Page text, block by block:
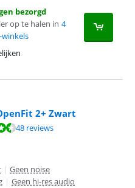
bezorgd
op te halen in 4
2+ Zwart
op 48 reviews.
48 reviews
| Geen noise
| Geen hi-res audio